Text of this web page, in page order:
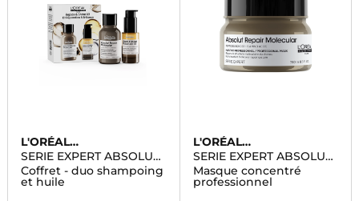
L'ORÉAL
PROFESSIONNEL
SERIE EXPERT ABSOLUT
REPAIR MOLECULAR
Coffret - duo shampoing
et huile
L'ORÉAL
PROFESSIONNEL
SERIE EXPERT ABSOLUT
REPAIR MOLECULAR
Masque concentré
professionnel